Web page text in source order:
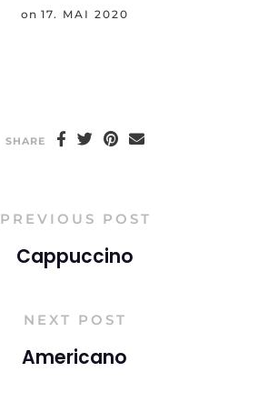
on 17. MAI 2020
SHARE
PREVIOUS POST
Cappuccino
NEXT POST
Americano